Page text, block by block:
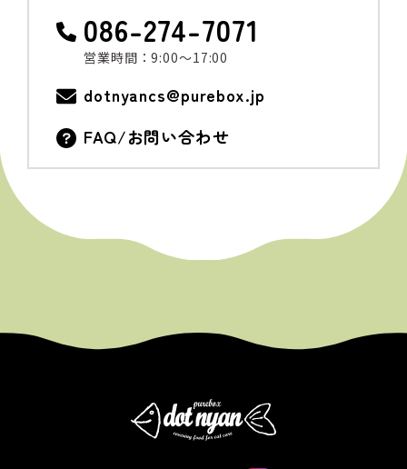
086-274-7071
営業時間：9:00～17:00
dotnyancs@purebox.jp
FAQ/お問い合わせ